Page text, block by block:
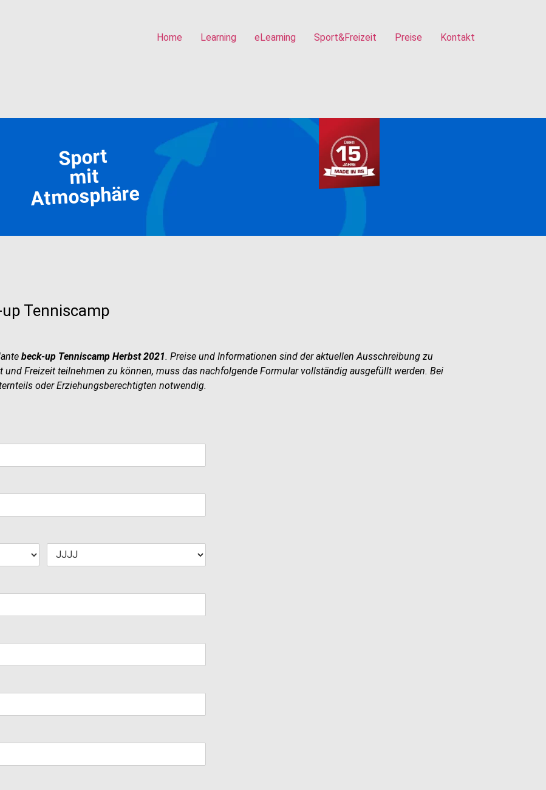
Home Learning eLearning Sport&Freizeit Preise Kontakt
Sport
mit
Atmosphäre
Tenniscamp
beck-up Tenniscamp Herbst 2021. Preise und Informationen sind der aktuellen Ausschreibung zu
und Freizeit teilnehmen zu können, muss das nachfolgende Formular vollständig ausgefüllt werden. Bei
oder Erziehungsberechtigten notwendig.